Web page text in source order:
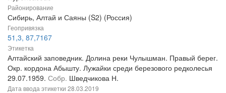
Районирование
Сибирь, Алтай и Саяны (S2) (Россия)
Геопривязка
51,3, 87,7167
Этикетка
Алтайский заповедник. Долина реки Чулышман. Правый берег.
Окр. кордона Абышту. Лужайки среди березового редколесья
29.07.1959. Собр. Шведчикова Н.
Дата ввода этикетки 28.03.2019